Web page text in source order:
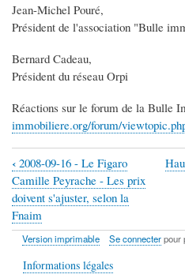
Jean-Michel Pouré,
Président de l'association "Bulle
Bernard Cadeau,
Président du réseau Orpi
Réactions sur le forum de la Bulle
immobiliere.org/forum/
Liens
transversaux
de
livre
pour
‹ 2008-09-16 - Le Figaro
Camille Peyrache - Les prix
doivent s'ajuster, selon la
Fnaim
Version imprimable Se connecterpour
Informations légales